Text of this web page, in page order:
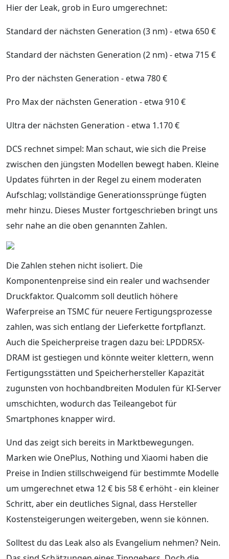
Hier der Leak, grob in Euro umgerechnet:
Standard der nächsten Generation (3 nm) - etwa 650 €
Standard der nächsten Generation (2 nm) - etwa 715 €
Pro der nächsten Generation - etwa 780 €
Pro Max der nächsten Generation - etwa 910 €
Ultra der nächsten Generation - etwa 1.170 €
DCS rechnet simpel: Man schaut, wie sich die Preise
zwischen den jüngsten Modellen bewegt haben. Kleine
Updates führten in der Regel zu einem moderaten
Aufschlag; vollständige Generationssprünge fügten
mehr hinzu. Dieses Muster fortgeschrieben bringt uns
sehr nahe an die oben genannten Zahlen.
Die Zahlen stehen nicht isoliert. Die
Komponentenpreise sind ein realer und wachsender
Druckfaktor. Qualcomm soll deutlich höhere
Waferpreise an TSMC für neuere Fertigungsprozesse
zahlen, was sich entlang der Lieferkette fortpflanzt.
Auch die Speicherpreise tragen dazu bei: LPDDR5X-
DRAM ist gestiegen und könnte weiter klettern, wenn
Fertigungsstätten und Speicherhersteller Kapazität
zugunsten von hochbandbreiten Modulen für KI-Server
umschichten, wodurch das Teileangebot für
Smartphones knapper wird.
Und das zeigt sich bereits in Marktbewegungen.
Marken wie OnePlus, Nothing und Xiaomi haben die
Preise in Indien stillschweigend für bestimmte Modelle
um umgerechnet etwa 12 € bis 58 € erhöht - ein kleiner
Schritt, aber ein deutliches Signal, dass Hersteller
Kostensteigerungen weitergeben, wenn sie können.
Solltest du das Leak also als Evangelium nehmen? Nein.